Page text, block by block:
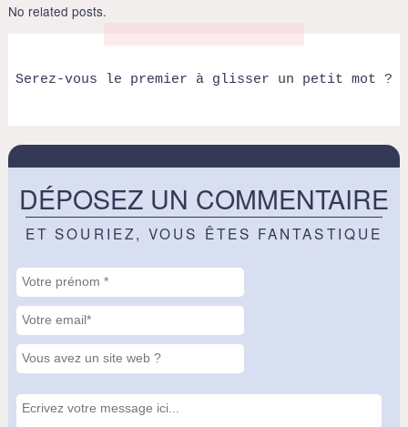
No related posts.
Serez-vous le premier à glisser un petit mot ?
DÉPOSEZ UN COMMENTAIRE
ET SOURIEZ, VOUS ÊTES FANTASTIQUE